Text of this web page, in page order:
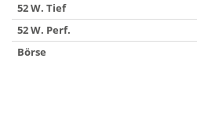
52 W. Tief
52 W. Perf.
Börse